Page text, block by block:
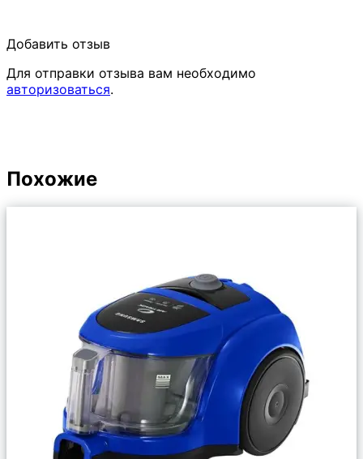
Добавить отзыв
Для отправки отзыва вам необходимо
авторизоваться.
Похожие